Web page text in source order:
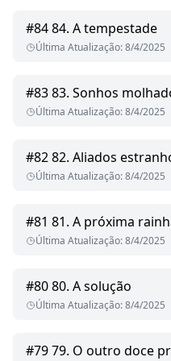
#8484. A tempestade
Última Atualização:8/4/2025
#8383. Sonhos
Última Atualização:8/4/2025
#8282. Aliados
Última Atualização:8/4/2025
#81 81. A próxima
Última Atualização:8/4/2025
#8080. A solução
Última Atualização:8/4/2025
#7979. O outro doce